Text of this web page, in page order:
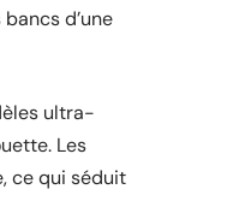
d’une
ultra-
Les
ce qui séduit